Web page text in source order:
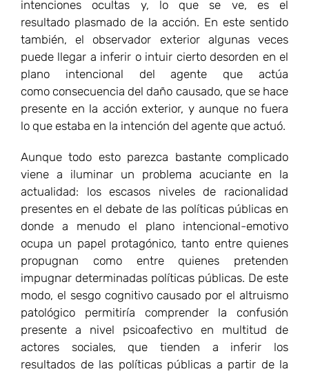
actualidad: los escasos niveles de racionalidad
presentes en el debate de las políticas públicas en
donde a menudo el plano intencional-emotivo
ocupa un papel protagónico, tanto entre quienes
propugnan como entre quienes pretenden
impugnar determinadas políticas públicas. De este
modo, el sesgo cognitivo causado por el altruismo
patológico permitiría comprender la confusión
presente a nivel psicoafectivo en multitud de
actores sociales, que tienden a inferir los
resultados de las políticas públicas a partir de la
supuesta bondad presente en las intenciones que
orientaron esas políticas. Así, la presunta buena
intención que guiaría algunas de las medidas que
suelen gozar de amplio consenso entre la opinión
pública –como por ejemplo las medidas de
progresividad impositiva, las leyes de salario
mínimo, la ampliación universal de determinados
beneficios sociales, etc.–, suele oscurecer las
consecuencias generalmente negativas, y
contrarias a lo que se quería lograr, que esas